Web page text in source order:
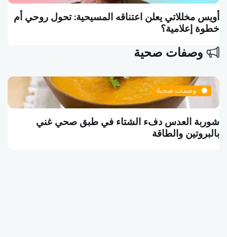
أويس مخللاتي يعلن اعتناقه المسيحية: تحول روحي أم
خطوة إعلامية؟
وصفات صحية
وصفات صحية
شوربة العدس دفء الشتاء في طبق صحي غني
بالبروتين والطاقة